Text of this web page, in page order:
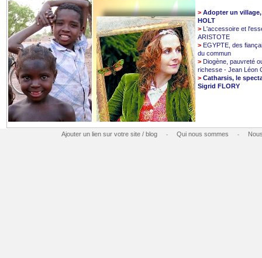
> Adopter un
HOLT
> L'accessoire et
ARISTOTE
> EGYPTE, des
du commun
> Diogène, pauvreté
richesse - Jean Léon
> Catharsis, le
Sigrid FLORY
Ajouter un lien sur votre site / blog - Qui nous sommes -